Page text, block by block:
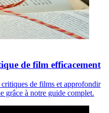
de film efficacement
de films et approfondir
grâce à notre guide complet.